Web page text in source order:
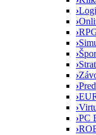
›
›
›
›
›
›
›
›
›
›
›PC
›